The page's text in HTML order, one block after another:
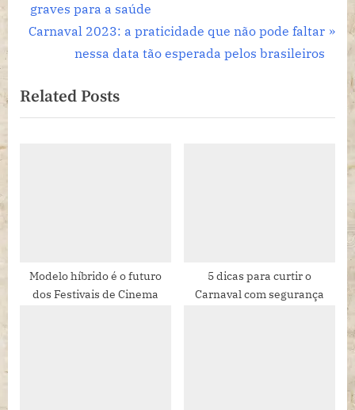
de
r
e
o
u
graves para a saúde
N
t
P
Carnaval 2023: a praticidade que não pode faltar
nessa data tão esperada pelos brasileiros
Related Posts
Modelo híbrido é o futuro
dos Festivais de Cinema
5 dicas para curtir o
Carnaval com segurança